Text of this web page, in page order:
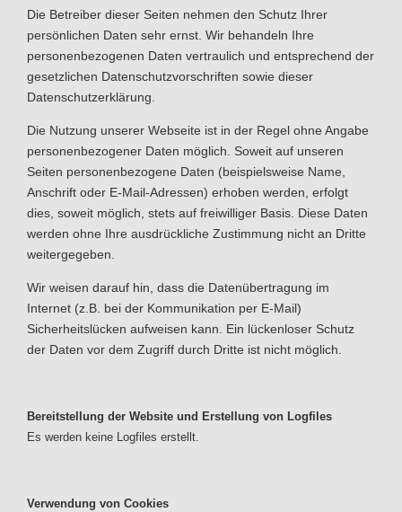
Die Betreiber dieser Seiten nehmen den Schutz Ihrer
persönlichen Daten sehr ernst. Wir behandeln Ihre
personenbezogenen Daten vertraulich und entsprechend der
gesetzlichen Datenschutzvorschriften sowie dieser
Datenschutzerklärung.
Die Nutzung unserer Webseite ist in der Regel ohne Angabe
personenbezogener Daten möglich. Soweit auf unseren
Seiten personenbezogene Daten (beispielsweise Name,
Anschrift oder E-Mail-Adressen) erhoben werden, erfolgt
dies, soweit möglich, stets auf freiwilliger Basis. Diese Daten
werden ohne Ihre ausdrückliche Zustimmung nicht an Dritte
weitergegeben.
Wir weisen darauf hin, dass die Datenübertragung im
Internet (z.B. bei der Kommunikation per E-Mail)
Sicherheitslücken aufweisen kann. Ein lückenloser Schutz
der Daten vor dem Zugriff durch Dritte ist nicht möglich.
Bereitstellung der Website und Erstellung von Logfiles
Es werden keine Logfiles erstellt.
Verwendung von Cookies